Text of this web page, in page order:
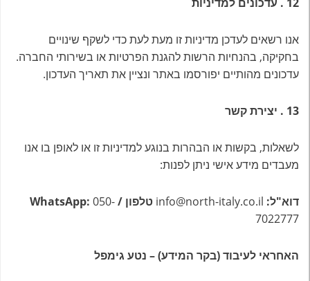
אנו רשאים לעדכן מדיניות זו מעת לעת כדי לשקף שינויים
בחקיקה, בהנחיות הרשות להגנת הפרטיות או בשירותי החברה.
עדכונים מהותיים יפורסמו באתר ונציין את תאריך העדכון.
13
. יצירת קשר
לשאלות, בקשות או הבהרות בנוגע למדיניות זו או לאופן בו אנו
מעבדים מידע אישי ניתן לפנות:
דוא"ל: טלפון / WhatsApp:
050-
7022777
האחראי לעיבוד (בקר המידע) – נטע גימפל